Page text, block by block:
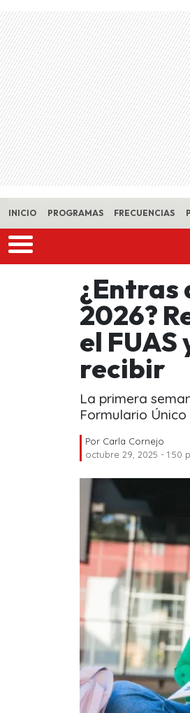
Skip to main content
INICIO PROGRAMAS FRECUENCIAS
¿Entras
2026?
el
recibir
La primera
Formulario
Por Carla Cornejo
octubre 29, 2025 - 1:50